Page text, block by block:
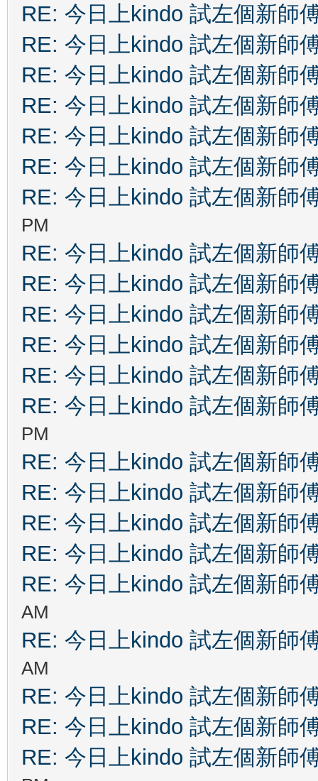
RE: 今日上kindo 試左個新師
RE: 今日上kindo 試左個新師
RE: 今日上kindo 試左個新師
RE: 今日上kindo 試左個新師
RE: 今日上kindo 試左個新師
RE: 今日上kindo 試左個新師
RE: 今日上kindo 試左個新師
PM
RE: 今日上kindo 試左個新師
RE: 今日上kindo 試左個新師
RE: 今日上kindo 試左個新師
RE: 今日上kindo 試左個新師
RE: 今日上kindo 試左個新師
RE: 今日上kindo 試左個新師
PM
RE: 今日上kindo 試左個新師
RE: 今日上kindo 試左個新師
RE: 今日上kindo 試左個新師
RE: 今日上kindo 試左個新師
RE: 今日上kindo 試左個新師
AM
RE: 今日上kindo 試左個新師
AM
RE: 今日上kindo 試左個新師
RE: 今日上kindo 試左個新師
RE: 今日上kindo 試左個新師